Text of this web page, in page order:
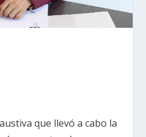
que llevó a cabo la